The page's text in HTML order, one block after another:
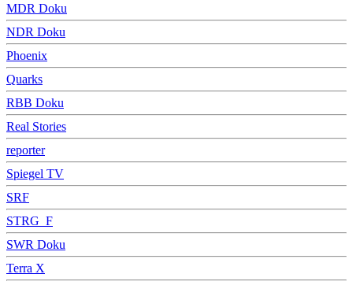
MDR Doku
NDR Doku
Phoenix
Quarks
RBB Doku
Real Stories
reporter
Spiegel TV
SRF
STRG_F
SWR Doku
Terra X